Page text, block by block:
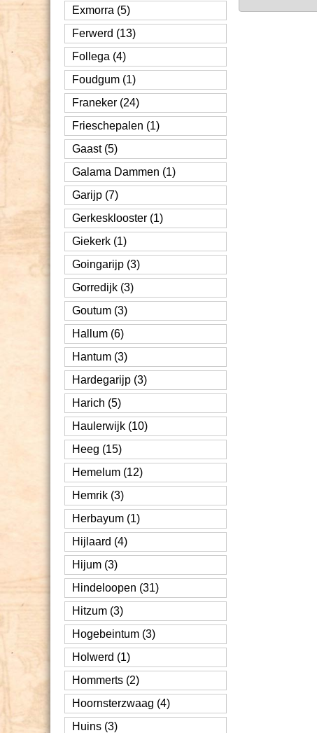
Exmorra (5)
Ferwerd (13)
Follega (4)
Foudgum (1)
Franeker (24)
Frieschepalen (1)
Gaast (5)
Galama Dammen (1)
Garijp (7)
Gerkesklooster (1)
Giekerk (1)
Goingarijp (3)
Gorredijk (3)
Goutum (3)
Hallum (6)
Hantum (3)
Hardegarijp (3)
Harich (5)
Haulerwijk (10)
Heeg (15)
Hemelum (12)
Hemrik (3)
Herbayum (1)
Hijlaard (4)
Hijum (3)
Hindeloopen (31)
Hitzum (3)
Hogebeintum (3)
Holwerd (1)
Hommerts (2)
Hoornsterzwaag (4)
Huins (3)